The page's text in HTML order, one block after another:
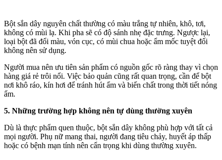
Bột sắn dây nguyên chất thường có màu trắng tự nhiên, khô, tơi,
không có mùi lạ. Khi pha sẽ có độ sánh nhẹ đặc trưng. Ngược lại,
loại bột đã đổi màu, vón cục, có mùi chua hoặc ẩm mốc tuyệt đối
không nên sử dụng.
Người mua nên ưu tiên sản phẩm có nguồn gốc rõ ràng thay vì chọn
hàng giá rẻ trôi nổi. Việc bảo quản cũng rất quan trọng, cần để bột
nơi khô ráo, kín hơi để tránh hút ẩm và biến chất trong thời tiết nóng
ẩm.
5. Những trường hợp không nên tự dùng thường xuyên
Dù là thực phẩm quen thuộc, bột sắn dây không phù hợp với tất cả
mọi người. Phụ nữ mang thai, người đang tiêu chảy, huyết áp thấp
hoặc có bệnh mạn tính nên cẩn trọng khi dùng thường xuyên.